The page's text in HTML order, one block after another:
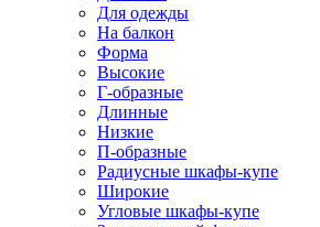
Для одежды
На балкон
Форма
Высокие
Г-образные
Длинные
Низкие
П-образные
Радиусные шкафы-купе
Широкие
Угловые шкафы-купе